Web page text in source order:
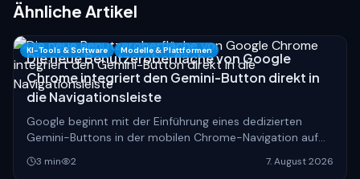
Ähnliche Artikel
KI-Tools & Software Modelle & Plattformen
Die neue Benutzeroberfläche von Google
Chrome integriert den Gemini-Button direkt in
die Navigationsleiste
Google beginnt mit der Einführung eines dedizierten
Gemini-Buttons in der mobilen Chrome-Navigation auf
Android, was die Art und Weise der Websuche
grundlegend verändern könnte.
3 min 2 7. August 2026